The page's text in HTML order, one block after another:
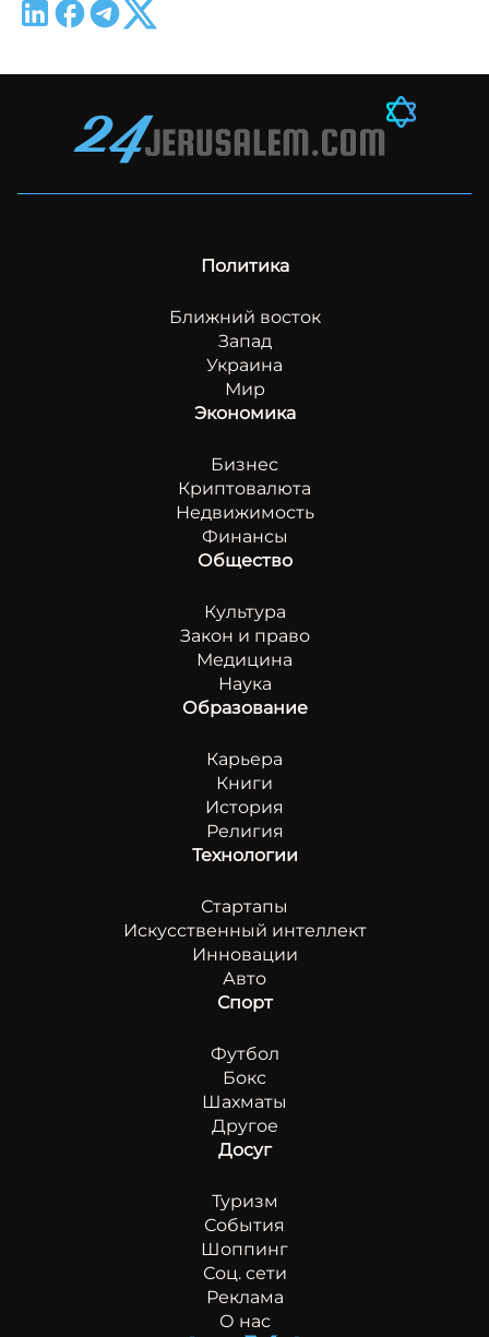
Политика
Ближний восток
Запад
Украина
Мир
Экономика
Бизнес
Криптовалюта
Недвижимость
Финансы
Общество
Культура
Закон и право
Медицина
Наука
Образование
Карьера
Книги
История
Религия
Технологии
Стартапы
Искусственный интеллект
Инновации
Авто
Спорт
Футбол
Бокс
Шахматы
Другое
Досуг
Туризм
События
Шоппинг
Соц. сети
Реклама
О нас